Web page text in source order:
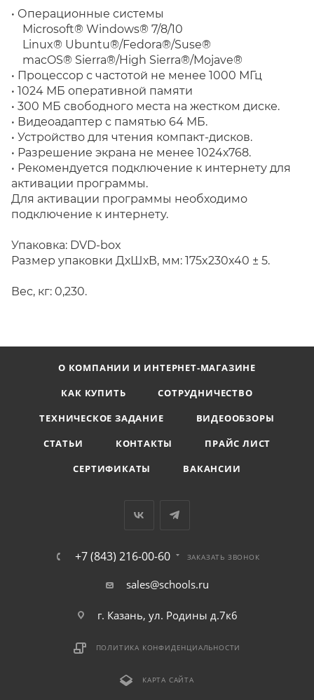
• Операционные системы
Microsoft® Windows® 7/8/10
Linux® Ubuntu®/Fedora®/Suse®
macOS® Sierra®/High Sierra®/Mojave®
• Процессор с частотой не менее 1000 МГц
• 1024 МБ оперативной памяти
• 300 МБ свободного места на жестком диске.
• Видеоадаптер с памятью 64 MБ.
• Устройство для чтения компакт-дисков.
• Разрешение экрана не менее 1024х768.
• Рекомендуется подключение к интернету для
активации программы.
Для активации программы необходимо
подключение к интернету.
Упаковка: DVD-box
Размер упаковки ДхШхВ, мм: 175x230x40 ± 5.
Вес, кг: 0,230.
О КОМПАНИИ И ИНТЕРНЕТ-МАГАЗИНЕ
КАК КУПИТЬ
СОТРУДНИЧЕСТВО
ТЕХНИЧЕСКОЕ ЗАДАНИЕ
ВИДЕООБЗОРЫ
СТАТЬИ
КОНТАКТЫ
ПРАЙС ЛИСТ
СЕРТИФИКАТЫ
ВАКАНСИИ
+7 (843) 216-00-60 ЗАКАЗАТЬ ЗВОНОК
sales@schools.ru
г. Казань, ул. Родины д.7к6
ПОЛИТИКА КОНФИДЕНЦИАЛЬНОСТИ
КАРТА САЙТА